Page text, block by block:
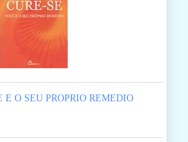
E O SEU PROPRIO REMEDIO